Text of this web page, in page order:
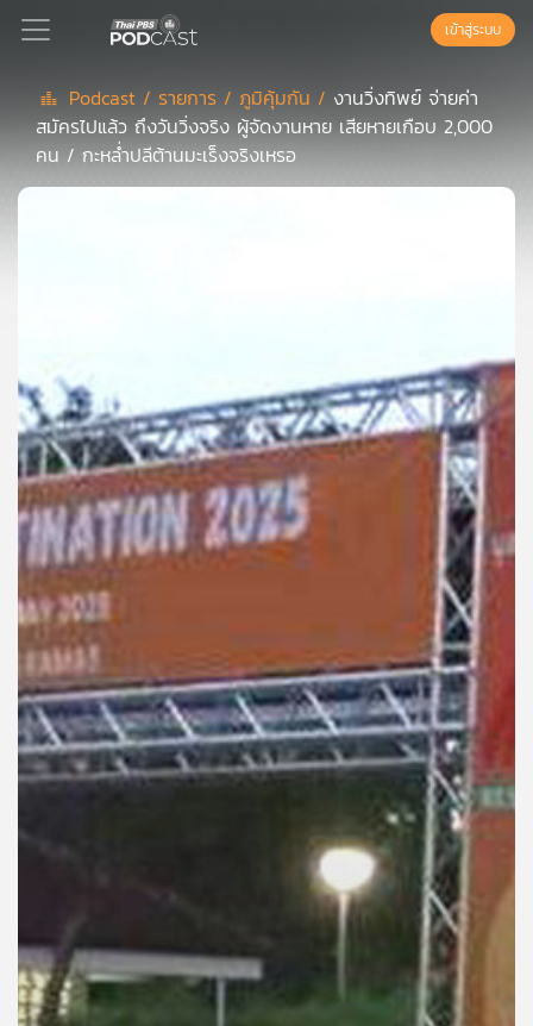
Podcast
เพล
ย์
ลิ
สต์
ของ
คุณ
เพลง
บทความ
และ
กิจกรรม
เกี่ยว
กับ
เรา
เข้าสู่ระบบ
Podcast / รายการ /ภูมิคุ้มกัน / งานวิ่งทิพย์ จ่ายค่า
สมัครไปแล้ว ถึงวันวิ่งจริง ผู้จัดงานหาย เสียหายเกือบ 2,000
คน / กะหล่ำปลีต้านมะเร็งจริงเหรอ